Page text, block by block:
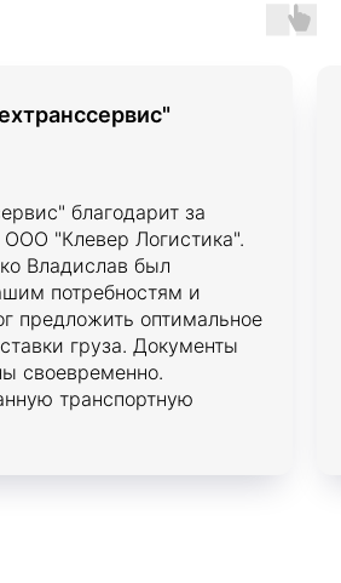
благодарит за
ООО "Клевер Логистика".
Владислав был
потребностям и
предложить оптимальное
груза. Документы
своевременно.
транспортную